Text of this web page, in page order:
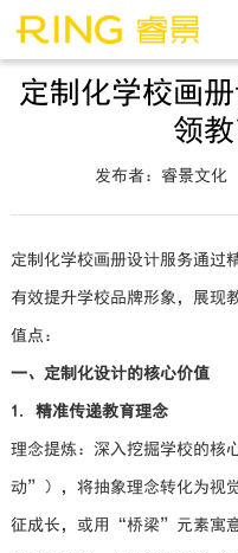
定制化学校画
领
发布者：睿景文化
定制化学校画册设计服务通过
有效提升学校品牌形象，展现
值点：
一、定制化设计的核心价值
1. 精准传递教育理念
理念提炼：深入挖掘学校的
动”），将抽象理念转化为视
征成长，或用“桥梁”元素寓意